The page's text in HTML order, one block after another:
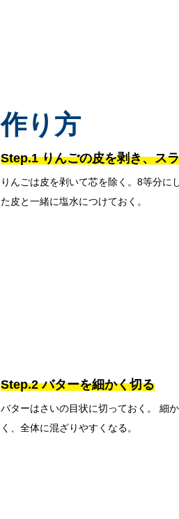
作り方
Step.1 りんごの皮を剥き、ス
りんごは皮を剥いて芯を除く。8等分に
た皮と一緒に塩水につけておく。
Step.2 バターを細かく切る
バターはさいの目状に切っておく。 細
く、全体に混ざりやすくなる。